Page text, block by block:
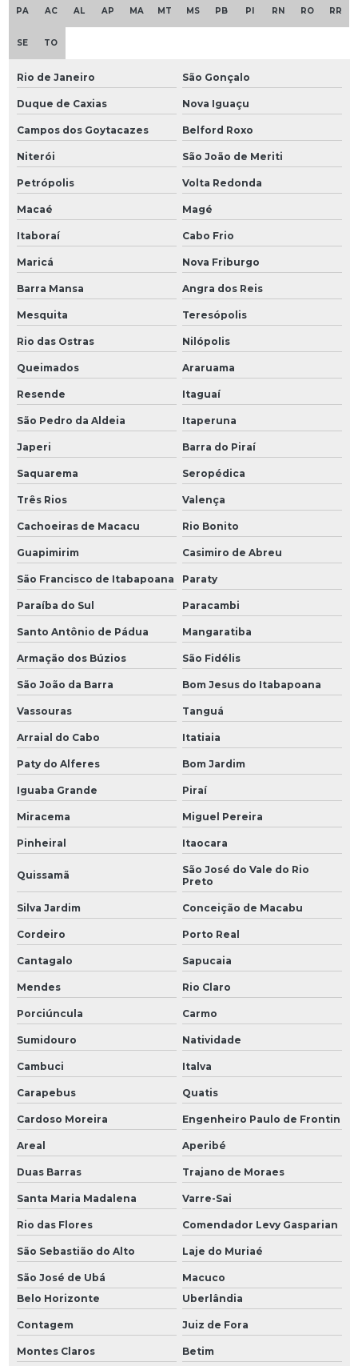
PA AC AL AP MA MT MS PB PI RN RO RR
SE TO
Rio de Janeiro São Gonçalo
Duque de Caxias Nova Iguaçu
Campos dos Goytacazes Belford Roxo
Niterói São João de Meriti
Petrópolis Volta Redonda
Macaé Magé
Itaboraí Cabo Frio
Maricá Nova Friburgo
Barra Mansa Angra dos Reis
Mesquita Teresópolis
Rio das Ostras Nilópolis
Queimados Araruama
Resende Itaguaí
São Pedro da Aldeia Itaperuna
Japeri Barra do Piraí
Saquarema Seropédica
Três Rios Valença
Cachoeiras de Macacu Rio Bonito
Guapimirim Casimiro de Abreu
São Francisco de Itabapoana Paraty
Paraíba do Sul Paracambi
Santo Antônio de Pádua Mangaratiba
Armação dos Búzios São Fidélis
São João da Barra Bom Jesus do Itabapoana
Vassouras Tanguá
Arraial do Cabo Itatiaia
Paty do Alferes Bom Jardim
Iguaba Grande Piraí
Miracema Miguel Pereira
Pinheiral Itaocara
Quissamã
São José do Vale do Rio
Preto
Silva Jardim Conceição de Macabu
Cordeiro Porto Real
Cantagalo Sapucaia
Mendes Rio Claro
Porciúncula Carmo
Sumidouro Natividade
Cambuci Italva
Carapebus Quatis
Cardoso Moreira Engenheiro Paulo de Frontin
Areal Aperibé
Duas Barras Trajano de Moraes
Santa Maria Madalena Varre-Sai
Rio das Flores Comendador Levy Gasparian
São Sebastião do Alto Laje do Muriaé
São José de Ubá
Macuco
Belo Horizonte
Uberlândia
Contagem Juiz de Fora
Montes Claros Betim